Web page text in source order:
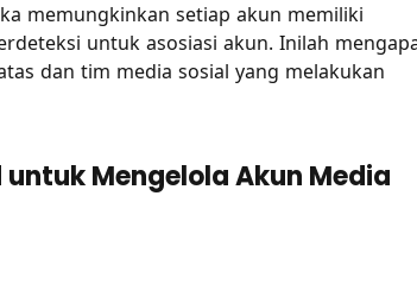
memungkinkan setiap akun memiliki
untuk asosiasi akun. Inilah
dan tim media sosial yang melakukan
Mengelola Akun Media